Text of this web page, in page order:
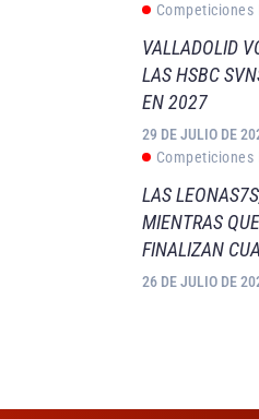
VALLADOLID
LAS HSBC
EN 2027
29 DE JULIO DE
LAS
MIENTRAS
FINALIZAN
26 DE JULIO DE